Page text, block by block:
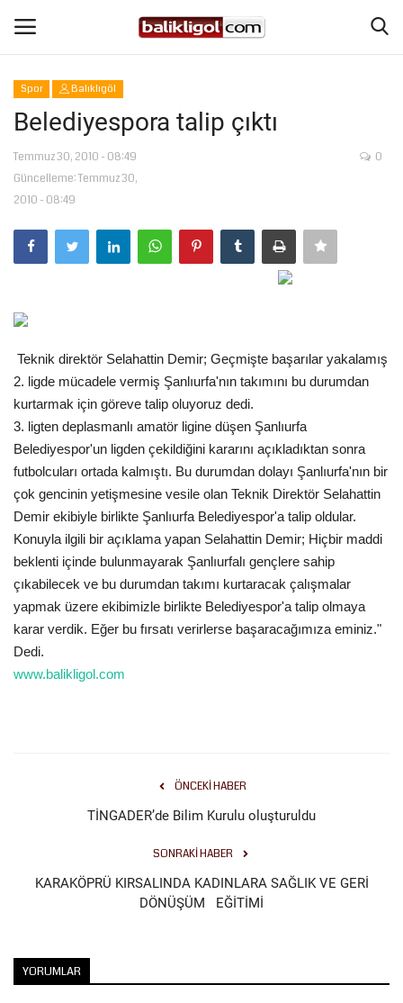
Giriş Yap
Anasayfa
Köşe Yazıları
Magazin
Spor
Gündem
Tekno Bilim
Ekonomi
Siyaset
Galeriler
Yaşam
Spor Balıklıgöl
Belediyespora talip çıktı
Temmuz 30, 2010 - 08:49
Güncelleme: Temmuz 30,
2010 - 08:49
0
Teknik direktör Selahattin Demir; Geçmişte başarılar yakalamış
2. ligde mücadele vermiş Şanlıurfa'nın takımını bu durumdan
kurtarmak için göreve talip oluyoruz dedi.
3. ligten deplasmanlı amatör ligine düşen Şanlıurfa
Belediyespor'un ligden çekildiğini kararını açıkladıktan sonra
futbolcuları ortada kalmıştı. Bu durumdan dolayı Şanlıurfa'nın bir
çok gencinin yetişmesine vesile olan Teknik Direktör Selahattin
Demir ekibiyle birlikte Şanlıurfa Belediyespor'a talip oldular.
Konuyla ilgili bir açıklama yapan Selahattin Demir; Hiçbir maddi
beklenti içinde bulunmayarak Şanlıurfalı gençlere sahip
çıkabilecek ve bu durumdan takımı kurtaracak çalışmalar
yapmak üzere ekibimizle birlikte Belediyespor'a talip olmaya
karar verdik. Eğer bu fırsatı verirlerse başaracağımıza eminiz."
Dedi.
www.balikligol.com
ÖNCEKI HABER
TİNGADER’de Bilim Kurulu oluşturuldu
SONRAKI HABER
KARAKÖPRÜ KIRSALINDA KADINLARA SAĞLIK VE GERİ
DÖNÜŞÜM EĞİTİMİ
YORUMLAR